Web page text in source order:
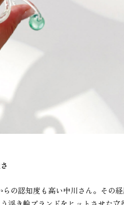
認知度も高い中川さん。その